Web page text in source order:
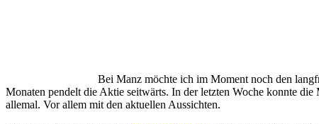
Bei Manz möchte ich im Moment noch den
Monaten pendelt die Aktie seitwärts. In der letzten Woche konnte
allemal. Vor allem mit den aktuellen Aussichten.